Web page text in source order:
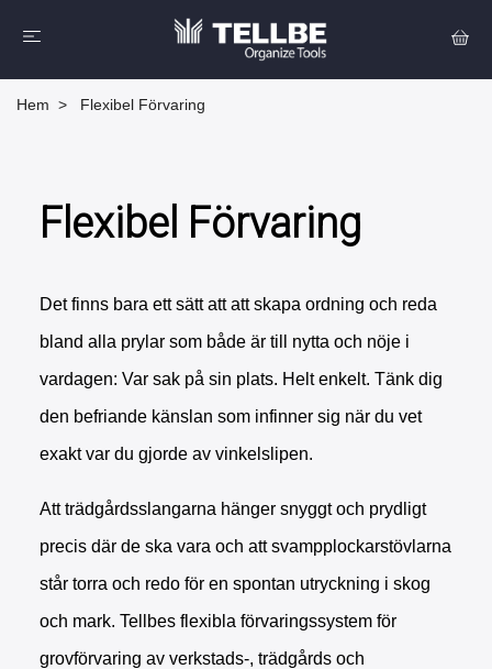
Hem Flexibel Förvaring
Flexibel Förvaring
Det finns bara ett sätt att att skapa ordning och reda
bland alla prylar som både är till nytta och nöje i
vardagen: Var sak på sin plats. Helt enkelt. Tänk dig
den befriande känslan som infinner sig när du vet
exakt var du gjorde av vinkelslipen.
Att trädgårdsslangarna hänger snyggt och prydligt
precis där de ska vara och att svampplockarstövlarna
står torra och redo för en spontan utryckning i skog
och mark. Tellbes flexibla förvaringssystem för
grovförvaring av verkstads-, trädgårds och